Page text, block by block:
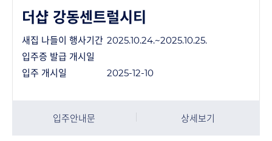
더샵 강동센트럴시티
새집 나들이 행사기간 2025.10.24.~2025.10.25.
입주증 발급 개시일
입주 개시일
2025-12-10
입주안내문 상세보기